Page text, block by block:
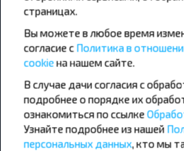
Популярные
направления
Орша - Могилёв
Минск - Несвиж
Минск - Могилёв
Минск - Пинск
Минск - Брест
Минск - Гомель
Минск - Бобруйск
страницах.
Вы можете в любое время
согласие сПолитика в
cookieна нашем сайте.
В случае дачи согласия с
подробнее о порядке их
ознакомиться по ссылке
Узнайте подробнее из нашей
персональных данных, кто мы